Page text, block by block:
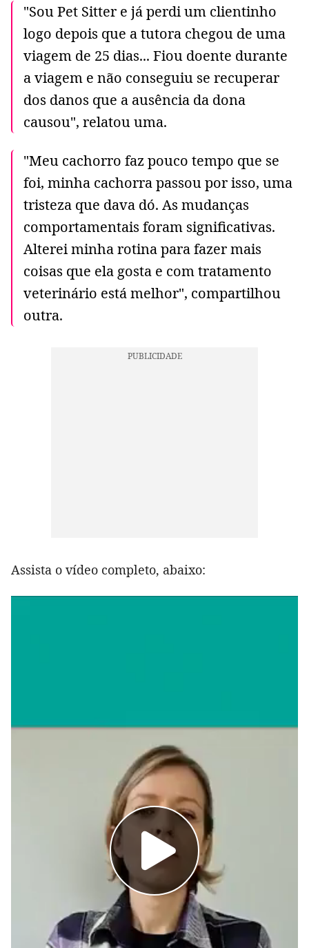
"Sou Pet Sitter e já perdi um clientinho
logo depois que a tutora chegou de uma
viagem de 25 dias... Fiou doente durante
a viagem e não conseguiu se recuperar
dos danos que a ausência da dona
causou", relatou uma.
"Meu cachorro faz pouco tempo que se
foi, minha cachorra passou por isso, uma
tristeza que dava dó. As mudanças
comportamentais foram significativas.
Alterei minha rotina para fazer mais
coisas que ela gosta e com tratamento
veterinário está melhor", compartilhou
outra.
Assista o vídeo completo, abaixo: